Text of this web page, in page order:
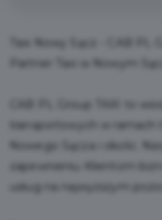
Taxi Nowy Sącz - CAB PL
Partner Taxi w Nowym
CAB PL Group TAXI to
transportowych w
Nowego Sącza i okolic.
zapewnieniu Klientom
usług na najwyższym